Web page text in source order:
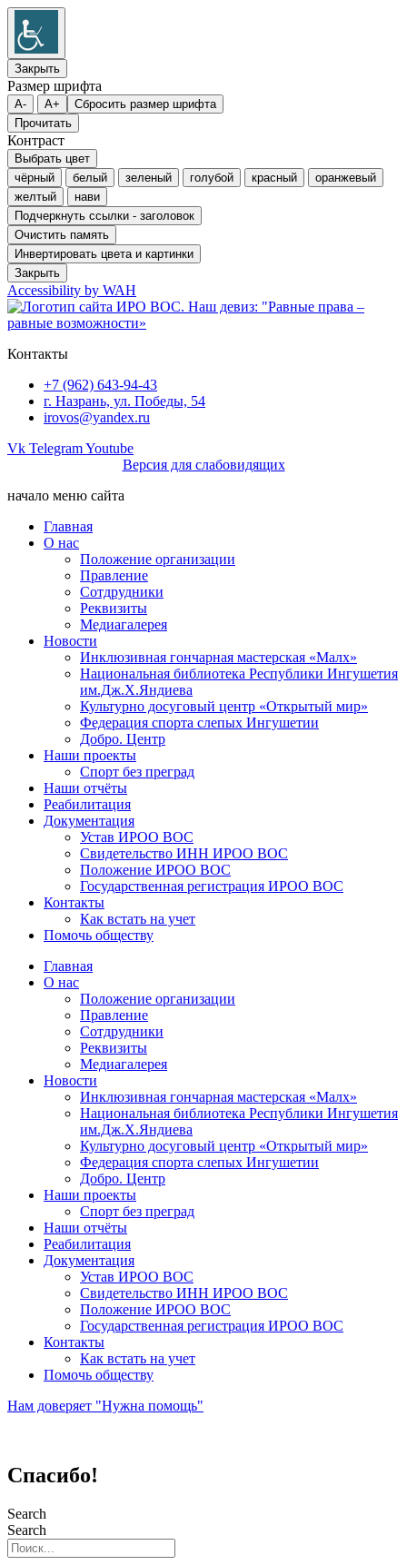
Закрыть
Размер шрифта
A- A+
Сбросить размер шрифта
Прочитать
Контраст
Выбрать цвет
чёрный
белый зеленый голубой красный
оранжевый
желтый
нави
Подчеркнуть ссылки - заголовок
Очистить память
Инвертировать цвета и картинки
Закрыть
Accessibility by WAH
Перейти
к
Контакты
+7 (962) 643-94-43
г. Назрань, ул. Победы, 54
irovos@yandex.ru
Vk TelegramYoutube
Версия для слабовидящих
начало меню сайта
Главная
О нас
Положение организации
Правление
Сотдрудники
Реквизиты
Медиагалерея
Новости
Инклюзивная гончарная мастерская «Малх»
Национальная библиотека Республики Ингушетия
им.Дж.Х.Яндиева
Культурно досуговый центр «Открытый мир»
Федерация спорта слепых Ингушетии
Добро. Центр
Наши проекты
Спорт без преград
Наши отчёты
Реабилитация
Документация
Устав ИРОО ВОС
Свидетельство ИНН ИРОО ВОС
Положение ИРОО ВОС
Государственная регистрация ИРОО ВОС
Контакты
Как встать на учет
Помочь обществу
Главная
О нас
Положение организации
Правление
Сотдрудники
Реквизиты
Медиагалерея
Новости
Инклюзивная гончарная мастерская «Малх»
Национальная библиотека Республики Ингушетия
им.Дж.Х.Яндиева
Культурно досуговый центр «Открытый мир»
Федерация спорта слепых Ингушетии
Добро. Центр
Наши проекты
Спорт без преград
Наши отчёты
Реабилитация
Документация
Устав ИРОО ВОС
Свидетельство ИНН ИРОО ВОС
Положение ИРОО ВОС
Государственная регистрация ИРОО ВОС
Контакты
Как встать на учет
Помочь обществу
Нам доверяет "Нужна помощь"
Спасибо!
Search
Search